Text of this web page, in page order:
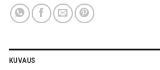
KUVAUS